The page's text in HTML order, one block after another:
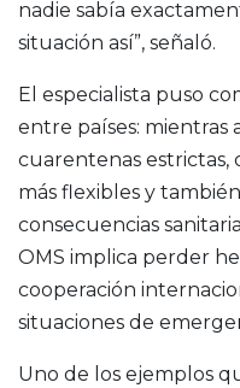
nadie sabía
situación así”, señaló.
El especialista puso
entre países: mientras
cuarentenas estrictas,
más flexibles y
consecuencias
OMS implica perder
cooperación
situaciones de
Uno de los ejemplos